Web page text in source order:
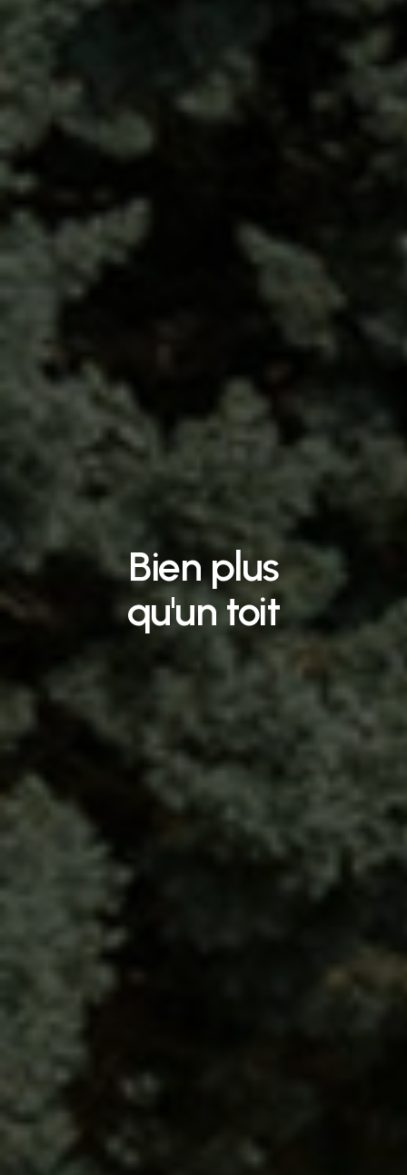
Bien plus
qu'untoit